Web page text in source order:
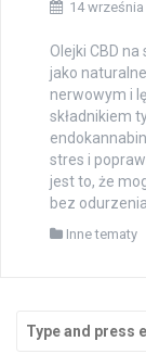
14
Olejki CBD
jako
nerwowym i
składnikiem
stres i
jest to, że
bez
Inne tematy
Search
for: